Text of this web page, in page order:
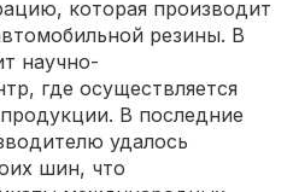
которая производит
резины. В
научно-
где осуществляется
В последние
удалось
шин, что